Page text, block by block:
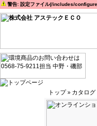
警告: 設定ファイル(/includes/
トップ» カタログ